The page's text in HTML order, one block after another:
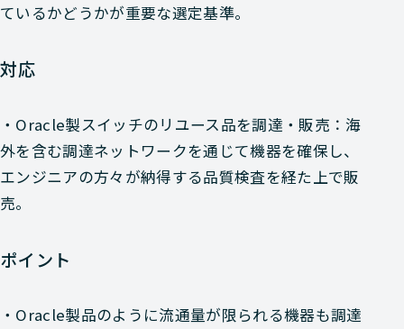
ているかどうかが重要な選定基準。
対応
・Oracle製スイッチのリユース品を調達・販売：海
外を含む調達ネットワークを通じて機器を確保し、
エンジニアの方々が納得する品質検査を経た上で販
売。
ポイント
・Oracle製品のように流通量が限られる機器も調達